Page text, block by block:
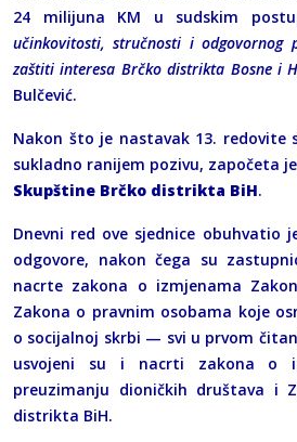
24 milijuna KM u sudskim
učinkovitosti, stručnosti i odgovornog
zaštiti interesa Brčko distrikta Bosne i
Bulčević.
Nakon što je nastavak 13. redovite
sukladno ranijem pozivu, započeta je
Skupštine Brčko distrikta BiH.
Dnevni red ove sjednice obuhvatio
odgovore, nakon čega su
nacrte zakona o izmjenama
Zakona o pravnim osobama koje
o socijalnoj skrbi — svi u prvom
usvojeni su i nacrti zakona o
preuzimanju dioničkih društava i
distrikta BiH.